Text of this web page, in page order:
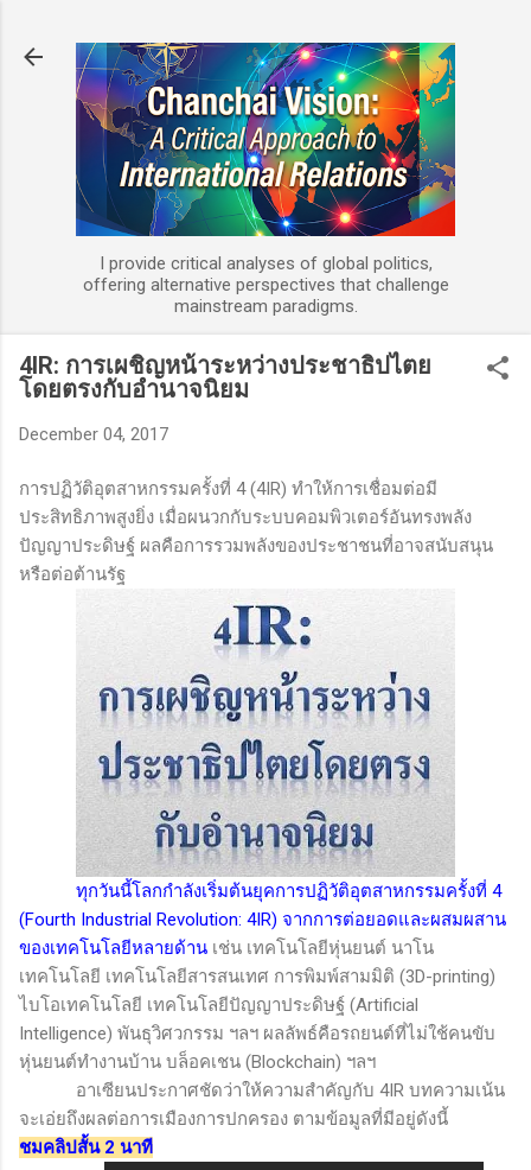
I provide critical analyses of global politics,
offering alternative perspectives that challenge
mainstream paradigms.
4IR: การเผชิญหน้าระหว่างประชาธิปไตย
โดยตรงกับอำนาจนิยม
December 04, 2017
การปฏิวัติอุตสาหกรรมครั้งที่ 4 (4IR) ทำให้การเชื่อมต่อมี
ประสิทธิภาพสูงยิ่ง เมื่อผนวกกับระบบคอมพิวเตอร์อันทรงพลัง
ปัญญาประดิษฐ์ ผลคือการรวมพลังของประชาชนที่อาจสนับสนุน
หรือต่อต้านรัฐ
ทุกวันนี้โลกกำลังเริ่มต้นยุคการปฏิวัติอุตสาหกรรมครั้งที่ 4
(Fourth Industrial Revolution: 4IR) จากการต่อยอดและผสมผสาน
ของเทคโนโลยีหลายด้าน เช่น เทคโนโลยีหุ่นยนต์ นาโน
เทคโนโลยี เทคโนโลยีสารสนเทศ การพิมพ์สามมิติ (3D-printing)
ไบโอเทคโนโลยี เทคโนโลยีปัญญาประดิษฐ์ (Artificial
Intelligence) พันธุวิศวกรรม ฯลฯ ผลลัพธ์คือรถยนต์ที่ไม่ใช้คนขับ
หุ่นยนต์ทำงานบ้าน บล็อคเชน (Blockchain) ฯลฯ
อาเซียนประกาศชัดว่าให้ความสำคัญกับ 4IR บทความเน้น
จะเอ่ยถึงผลต่อการเมืองการปกครอง ตามข้อมูลที่มีอยู่ดังนี้
ชมคลิปสั้น 2 นาที